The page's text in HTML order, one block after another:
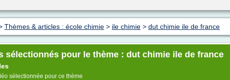
Thèmes & articles : école chimie > ile chimie > dut chimie ile de france
sélectionnés pour le thème : dut chimie ile de france
sélectionnée pour ce thème